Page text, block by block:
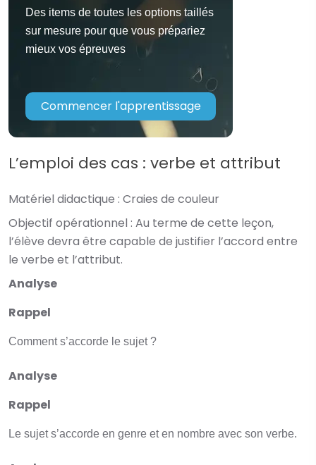
Des items de toutes les options taillés
sur mesure pour que vous prépariez
mieux vos épreuves
Commencer l'apprentissage
L’emploi des cas : verbe et attribut
Matériel didactique : Craies de couleur
Objectif opérationnel : Au terme de cette leçon,
l’élève devra être capable de justifier l’accord entre
le verbe et l’attribut.
Analyse
Rappel
Comment s’accorde le sujet ?
Analyse
Rappel
Le sujet s’accorde en genre et en nombre avec son verbe.